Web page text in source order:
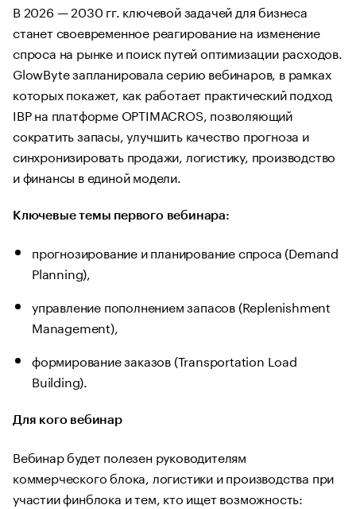
В 2026 — 2030 гг. ключевой задачей для бизнеса
станет своевременное реагирование на изменение
спроса на рынке и поиск путей оптимизации расходов.
GlowByte запланировала серию вебинаров, в рамках
которых покажет, как работает практический подход
IBP на платформе OPTIMACROS, позволяющий
сократить запасы, улучшить качество прогноза и
синхронизировать продажи, логистику, производство
и финансы в единой модели.
Ключевые темы первого вебинара:
прогнозирование и планирование спроса (Demand
Planning),
управление пополнением запасов (Replenishment
Management),
формирование заказов (Transportation Load
Building).
Для кого вебинар
Вебинар будет полезен руководителям
коммерческого блока, логистики и производства при
участии финблока и тем, кто ищет возможность: